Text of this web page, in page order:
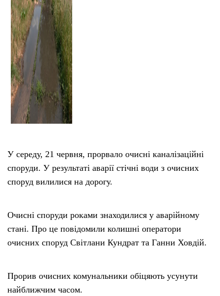
У середу, 21 червня, прорвало очисні каналізаційні
споруди. У результаті аварії стічні води з очисних
споруд вилилися на дорогу.
Очисні споруди роками знаходилися у аварійному
стані. Про це повідомили колишні оператори
очисних споруд Світлани Кундрат та Ганни Ховдій.
Прорив очисних комунальники обіцяють усунути
найближчим часом.